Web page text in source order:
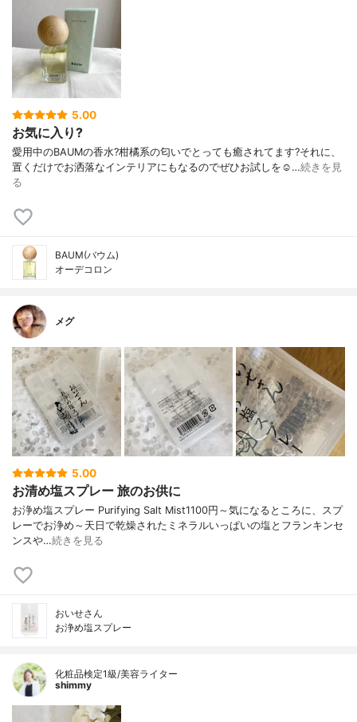
5.00
お気に入り?
愛用中のBAUMの香水?柑橘系の匂いでとっても癒されてます?それに、
置くだけでお洒落なインテリアにもなるのでぜひお試しを☺️…続きを見
る
BAUM(バウム)
オーデコロン
メグ
5.00
お清め塩スプレー 旅のお供に
お浄め塩スプレー Purifying Salt Mist1100円～気になるところに、スプ
レーでお浄め～天日で乾燥されたミネラルいっぱいの塩とフランキンセ
ンスや…続きを見る
おいせさん
お浄め塩スプレー
化粧品検定1級/美容ライター
shimmy